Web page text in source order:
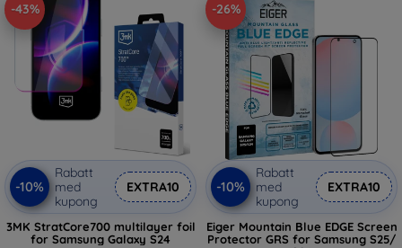
-43%
-10%
Rabatt
med
kupong
EXTRA10
3MK StratCore700 multilayer foil
for Samsung Galaxy S24
-26%
-10%
Rabatt
med
kupong
EXTRA10
Eiger Mountain Blue EDGE Screen
Protector GRS for Samsung S25/